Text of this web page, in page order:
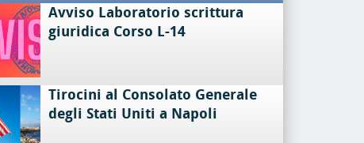
Avviso Laboratorio scrittura
giuridica Corso L-14
Tirocini al Consolato Generale
degli Stati Uniti a Napoli